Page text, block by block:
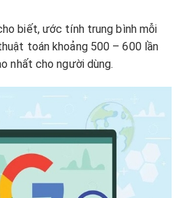
biết, ước tính trung bình mỗi
toán khoảng 500 – 600 lần
nhất cho người dùng.